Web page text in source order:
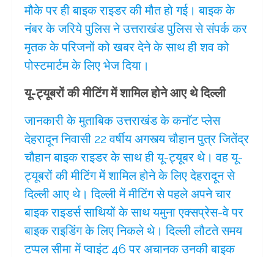
मौके पर ही बाइक राइडर की मौत हो गई। बाइक के
नंबर के जरिये पुलिस ने उत्तराखंड पुलिस से संपर्क कर
मृतक के परिजनों को खबर देने के साथ ही शव को
पोस्टमार्टम के लिए भेज दिया।
यू-ट्यूबरों की मीटिंग में शामिल होने आए थे दिल्ली
जानकारी के मुताबिक उत्तराखंड के कनॉट प्लेस
देहरादून निवासी 22 वर्षीय अगस्त्य चौहान पुत्र जितेंद्र
चौहान बाइक राइडर के साथ ही यू-ट्यूबर थे। वह यू-
ट्यूबरों की मीटिंग में शामिल होने के लिए देहरादून से
दिल्ली आए थे। दिल्ली में मीटिंग से पहले अपने चार
बाइक राइडर्स साथियों के साथ यमुना एक्सप्रेस-वे पर
बाइक राइडिंग के लिए निकले थे। दिल्ली लौटते समय
टप्पल सीमा में प्वाइंट 46 पर अचानक उनकी बाइक